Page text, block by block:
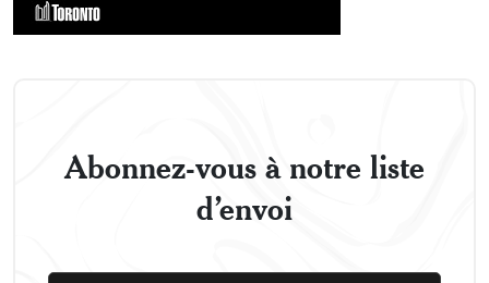
Abonnez-vous à notre liste
d’envoi